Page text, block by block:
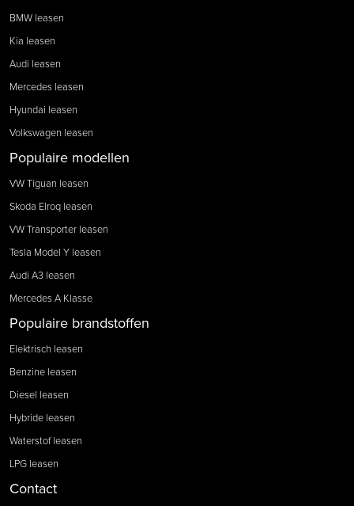
BMW leasen
Kia leasen
Audi leasen
Mercedes leasen
Hyundai leasen
Volkswagen leasen
Populaire modellen
VW Tiguan leasen
Skoda Elroq leasen
VW Transporter leasen
Tesla Model Y leasen
Audi A3 leasen
Mercedes A Klasse
Populaire brandstoffen
Elektrisch leasen
Benzine leasen
Diesel leasen
Hybride leasen
Waterstof leasen
LPG leasen
Contact